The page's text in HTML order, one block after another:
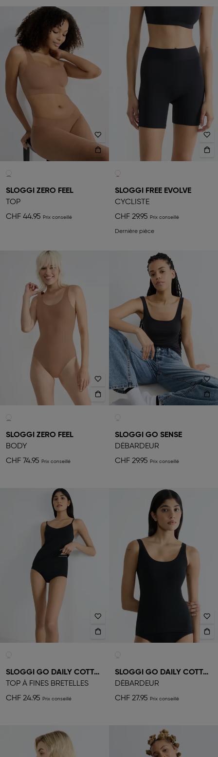
SLOGGI ZERO FEEL
TOP
CHF 44.95
SLOGGI FREE EVOLVE
CYCLISTE
CHF 29.95
Dernière pièce
SLOGGI ZERO FEEL
BODY
CHF 74.95
SLOGGI GO SENSE
DÉBARDEUR
CHF 29.95
SLOGGI GO DAILY COTTON
TOP À FINES BRETELLES
CHF 24.95
SLOGGI GO DAILY COTTON
DÉBARDEUR
CHF 27.95